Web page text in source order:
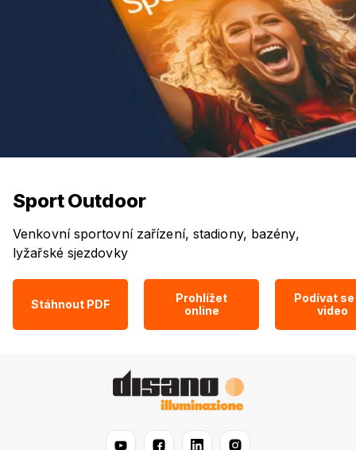
Sport Outdoor
Venkovní sportovní zařízení, stadiony, bazény,
lyžařské sjezdovky
Stáhnout PDF
Prohlížet
online
Podívat se
video